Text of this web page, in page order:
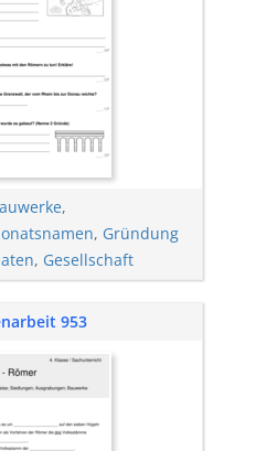
,
, Gründung
, Gesellschaft
953